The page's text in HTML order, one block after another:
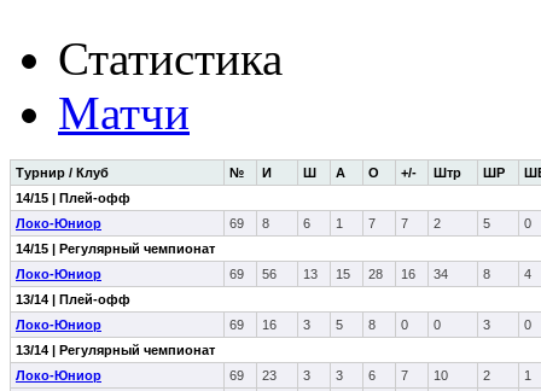
Статистика
Матчи
Турнир / Клуб № И Ш А О +/- Штр ШР
14/15 | Плей-офф
Локо-Юниор
69 8 6 1 7 7 2 5
0
14/15 | Регулярный чемпионат
Локо-Юниор
69 56 13 15 28 16 34 8
4
13/14 | Плей-офф
Локо-Юниор
69 16 3 5 8 0 0 3
0
13/14 | Регулярный чемпионат
Локо-Юниор
69 23 3 3 6 7 10 2
1